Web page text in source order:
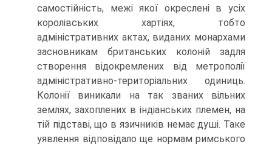
самостійність, межі якої окреслені в усіх
королівських хартіях, тобто
адміністративних актах, виданих монархами
засновникам британських колоній задля
створення відокремлених від метрополії
адміністративно-територіальних одиниць.
Колонії виникали на так званих вільних
землях, захоплених в індіанських племен, на
тій підставі, що в язичників немає душі. Таке
уявлення відповідало ще нормам римського